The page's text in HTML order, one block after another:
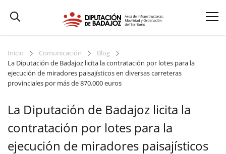
Inicio Comunicación
Blog
La Diputación de Badajoz licita la contratación por lotes para la
ejecución de miradores paisajísticos en diversas carreteras
provinciales por más de 870.000 euros
La Diputación de Badajoz licita la
contratación por lotes para la
ejecución de miradores paisajísticos